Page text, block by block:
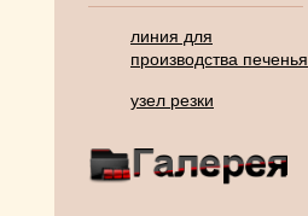
линия для
производства печенья
узел резки